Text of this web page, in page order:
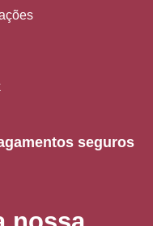
seguros